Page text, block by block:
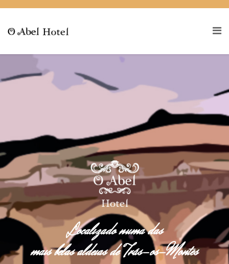
Localizado numa das
mais belas aldeias de Trás-os-Montes